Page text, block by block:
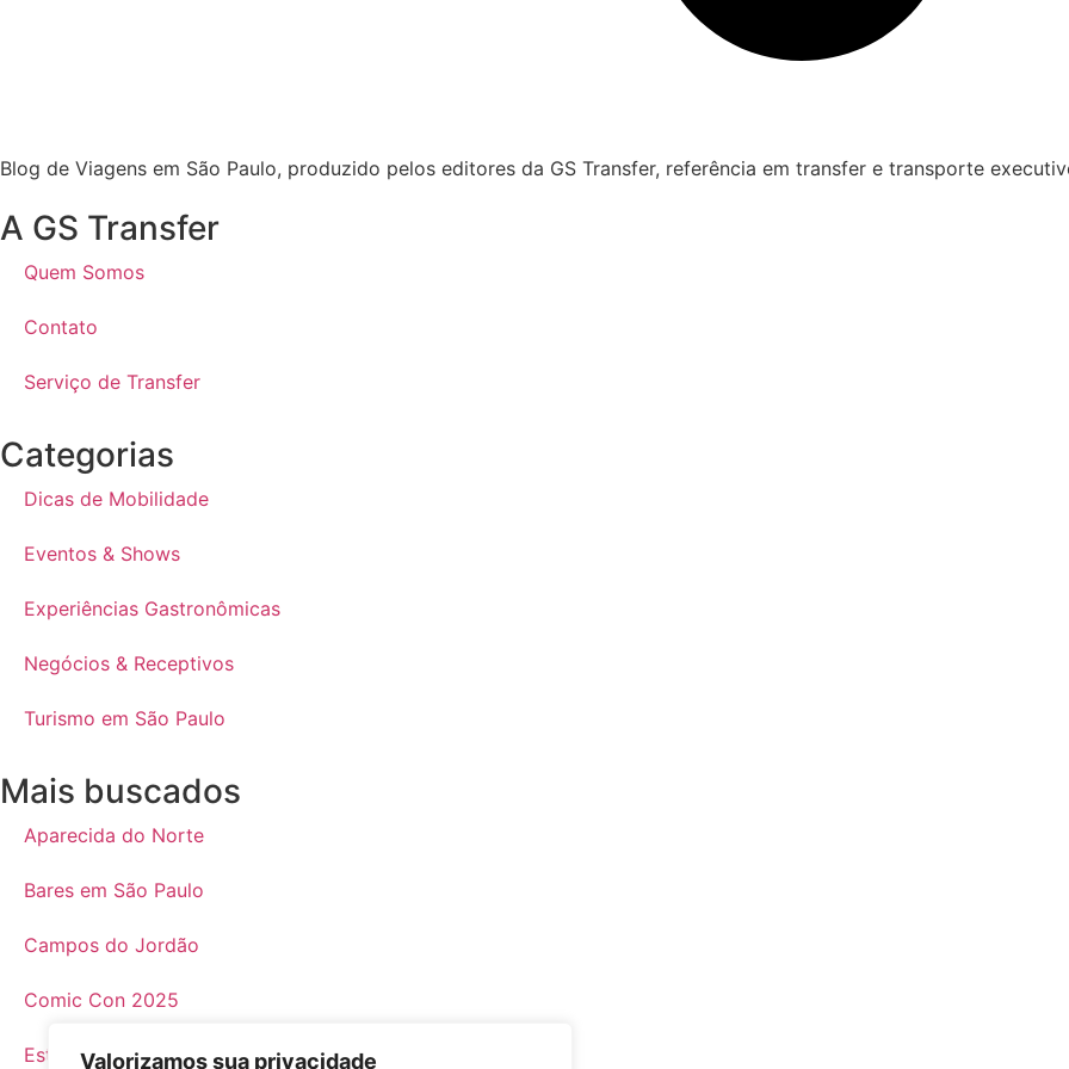
Valorizamos sua privacidade
Blog de Viagens em São Paulo, produzido pelos editores da GS Transfer, referência em transfer e transporte
A GS Transfer
Quem Somos
Contato
Serviço de Transfer
Categorias
Dicas de Mobilidade
Eventos & Shows
Experiências Gastronômicas
Negócios & Receptivos
Turismo em São Paulo
Mais buscados
Aparecida do Norte
Bares em São Paulo
Campos do Jordão
Comic Con 2025
Estádio do MorumBIS